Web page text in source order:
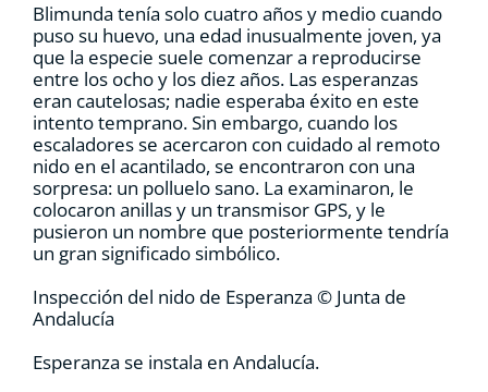
Blimunda tenía solo cuatro años y medio cuando
puso su huevo, una edad inusualmente joven, ya
que la especie suele comenzar a reproducirse
entre los ocho y los diez años. Las esperanzas
eran cautelosas; nadie esperaba éxito en este
intento temprano. Sin embargo, cuando los
escaladores se acercaron con cuidado al remoto
nido en el acantilado, se encontraron con una
sorpresa: un polluelo sano. La examinaron, le
colocaron anillas y un transmisor GPS, y le
pusieron un nombre que posteriormente tendría
un gran significado simbólico.
Inspección del nido de Esperanza © Junta de
Andalucía
Esperanza se instala en Andalucía.